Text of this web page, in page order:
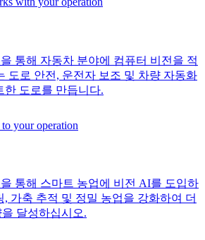
통해 자동차 분야에 컴퓨터 비전을 적
도로 안전, 운전자 보조 및 차량 자동화
한 도로를 만듭니다.
통해 스마트 농업에 비전 AI를 도입하
가축 추적 및 정밀 농업을 강화하여 더
달성하십시오.